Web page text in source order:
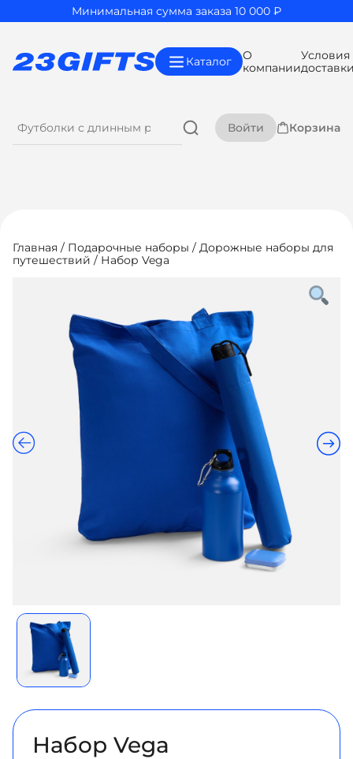
Минимальная сумма заказа 10 000 ₽
Каталог
О
компании
Условия
Войти Корзина
Главная / Подарочные наборы / Дорожные наборы для
путешествий / Набор Vega
Набор Vega